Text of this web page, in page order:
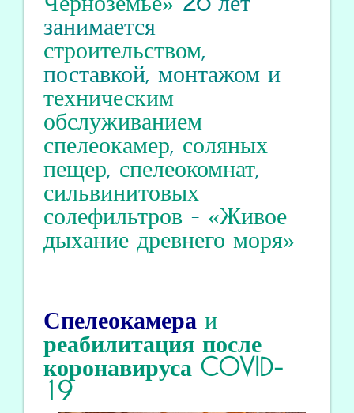
занимается
строительством,
поставкой, монтажом и
техническим
обслуживанием
спелеокамер, соляных
пещер, спелеокомнат,
сильвинитовых
солефильтров - «Живое
дыхание древнего моря»
Спелеокамера и
реабилитацияпосле
коронавируса COVID-
19